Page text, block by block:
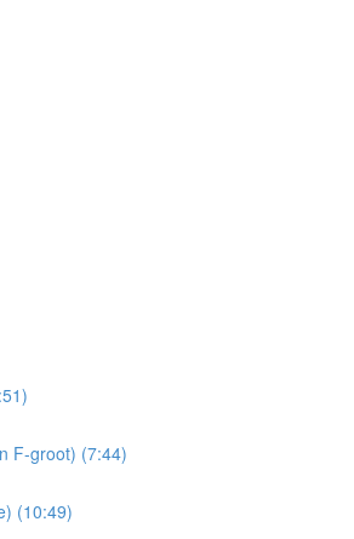
F-groot) (7:44)
(10:49)